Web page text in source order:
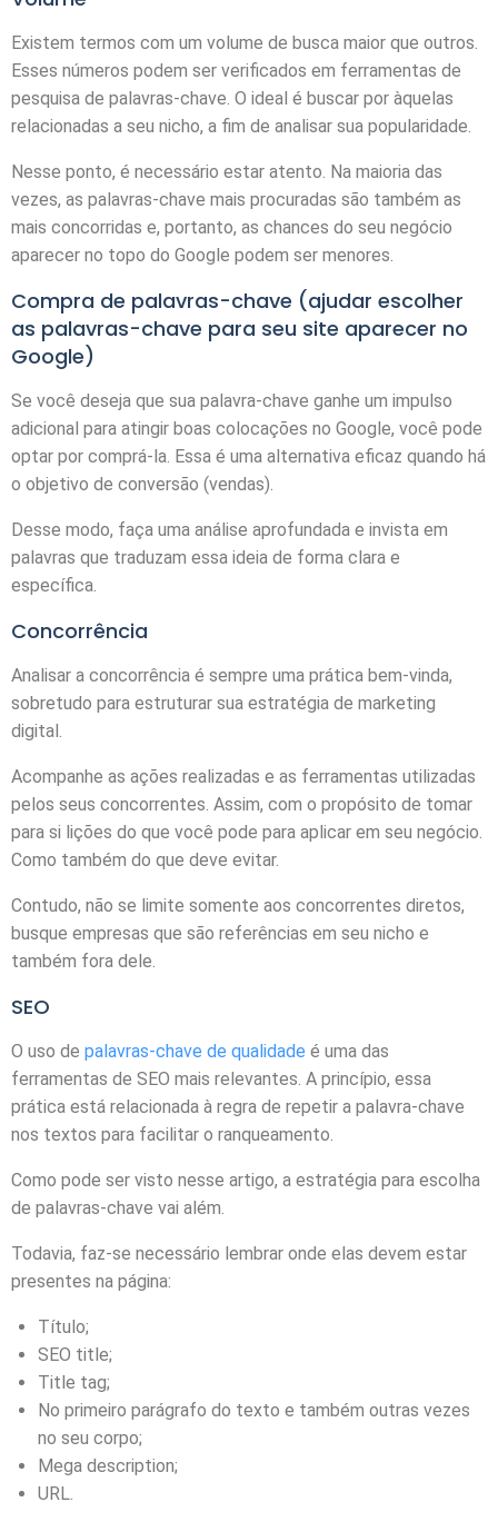
Existem termos com um volume de busca maior que outros.
Esses números podem ser verificados em ferramentas de
pesquisa de palavras-chave. O ideal é buscar por àquelas
relacionadas a seu nicho, a fim de analisar sua popularidade.
Nesse ponto, é necessário estar atento. Na maioria das
vezes, as palavras-chave mais procuradas são também as
mais concorridas e, portanto, as chances do seu negócio
aparecer no topo do Google podem ser menores.
Compra de palavras-chave (ajudar escolher
as palavras-chave para seu site aparecer no
Google)
Se você deseja que sua palavra-chave ganhe um impulso
adicional para atingir boas colocações no Google, você pode
optar por comprá-la. Essa é uma alternativa eficaz quando há
o objetivo de conversão (vendas).
Desse modo, faça uma análise aprofundada e invista em
palavras que traduzam essa ideia de forma clara e
específica.
Concorrência
Analisar a concorrência é sempre uma prática bem-vinda,
sobretudo para estruturar sua estratégia de marketing
digital.
Acompanhe as ações realizadas e as ferramentas utilizadas
pelos seus concorrentes. Assim, com o propósito de tomar
para si lições do que você pode para aplicar em seu negócio.
Como também do que deve evitar.
Contudo, não se limite somente aos concorrentes diretos,
busque empresas que são referências em seu nicho e
também fora dele.
SEO
O uso de palavras-chave de qualidade é uma das
ferramentas de SEO mais relevantes. A princípio, essa
prática está relacionada à regra de repetir a palavra-chave
nos textos para facilitar o ranqueamento.
Como pode ser visto nesse artigo, a estratégia para escolha
de palavras-chave vai além.
Todavia, faz-se necessário lembrar onde elas devem estar
presentes na página:
Título;
SEO title;
Title tag;
No primeiro parágrafo do texto e também outras vezes
no seu corpo;
Mega description;
URL.